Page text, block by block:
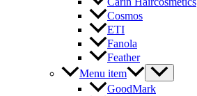
Cosmos
ETI
Fanola
Feather
Menu item
GoodMark